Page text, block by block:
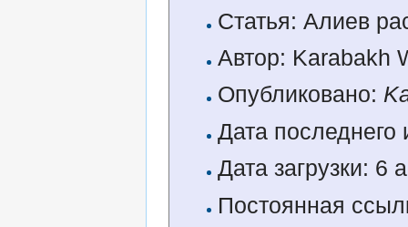
Статья: Алиев
Автор: Karabakh
Опубликовано:
Дата
Дата загрузки: 6
Постоянная